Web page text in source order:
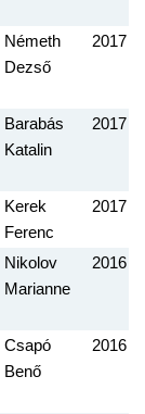
Németh
Dezső
2017
Barabás
Katalin
2017
Kerek
Ferenc
2017
Nikolov
Marianne
2016
Csapó
Benő
2016